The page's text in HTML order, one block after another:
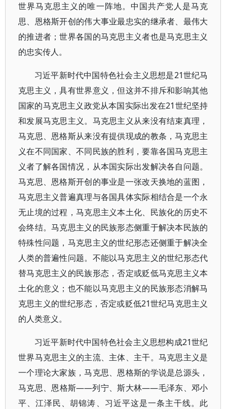
世界马克思主义的唯一阵地。中国共产党人是马克
思、恩格斯开创的伟大事业最忠实的继承者、最伟大
的推进者；世界各国的马克思主义者也是马克思主义
的忠实传人。
习近平新时代中国特色社会主义思想是21世纪马
克思主义，具有世界意义，但这并不排斥和影响其他
国家的马克思主义政党从本国实际出发在21世纪坚持
和发展马克思主义。马克思主义从来没有结束真理，
马克思、恩格斯从来没有提供现成的教条，马克思主
义在不同国家、不同民族的胜利，要靠各国马克思主
义者了解各国情况，从本国实际出发解决各自问题。
马克思、恩格斯开创的事业是一张改天换地的蓝图，
马克思主义普遍真理与各国具体实际相结合是一个永
无止境的过程，马克思主义本土化、民族化的历史不
会终结。马克思主义的民族形态侧重于解决本民族的
特殊性问题，马克思主义的世纪形态还侧重于解决全
人类的普遍性问题。不能以马克思主义的世纪形态代
替马克思主义的民族形态，否定或贬低马克思主义本
土化的意义；也不能以马克思主义的民族形态消解马
克思主义的世纪形态，否定或贬低21世纪马克思主义
的人类意义。
习近平新时代中国特色社会主义思想构成21世纪
世界马克思主义的主流、主体、主干。马克思主义是
一个理论大家族，马克思、恩格斯的学说是总源头，
马克思、恩格斯——列宁、斯大林——毛泽东、邓小
平、江泽民、胡锦涛、习近平这是一条主干线。此